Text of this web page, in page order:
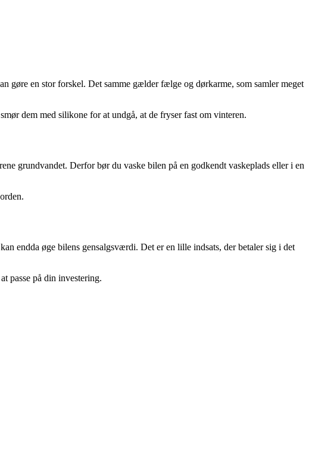
gøre en stor forskel. Det samme gælder fælge og dørkarme, som samler meget
dem med silikone for at undgå, at de fryser fast om vinteren.
grundvandet. Derfor bør du vaske bilen på en godkendt vaskeplads eller i en
endda øge bilens gensalgsværdi. Det er en lille indsats, der betaler sig i det
passe på din investering.